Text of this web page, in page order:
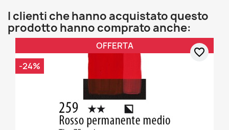
I clienti che hanno acquistato questo
prodotto hanno comprato anche:
OFFERTA
-24%
favorite_border